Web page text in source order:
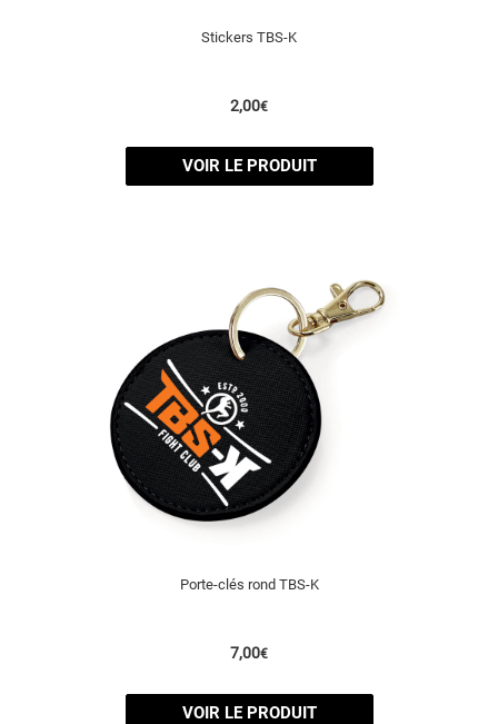
Stickers TBS-K
2,00€
VOIR LE PRODUIT
Porte-clés rond TBS-K
7,00€
VOIR LE PRODUIT